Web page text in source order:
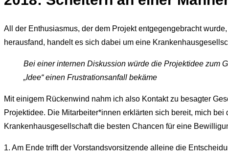
All der Enthusiasmus, der dem Projekt entgegengebracht
herausfand, handelt es sich dabei um eine
Bei einer internen Diskussion würde die Projektidee zum
„Idee“ einen Frustrationsanfall bekäme
Mit einigem Rückenwind nahm ich also Kontakt zu besagter
Projektidee. Die Mitarbeiter*innen erklärten sich bereit, mich
Krankenhausgesellschaft die besten Chancen für eine
1. Am Ende trifft der Vorstandsvorsitzende alleine die